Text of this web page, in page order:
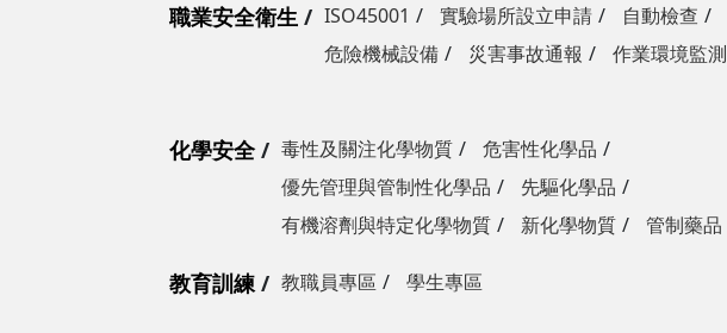
職業安全衛生 ISO45001 實驗場所設立申請
自動檢查
危險機械設備
災害事故通報 作業環境監測
化學安全 毒性及關注化學物質
危害性化學品
優先管理與管制性化學品
先驅化學品
有機溶劑與特定化學物質
新化學物質 管制藥品
教育訓練 教職員專區 學生專區